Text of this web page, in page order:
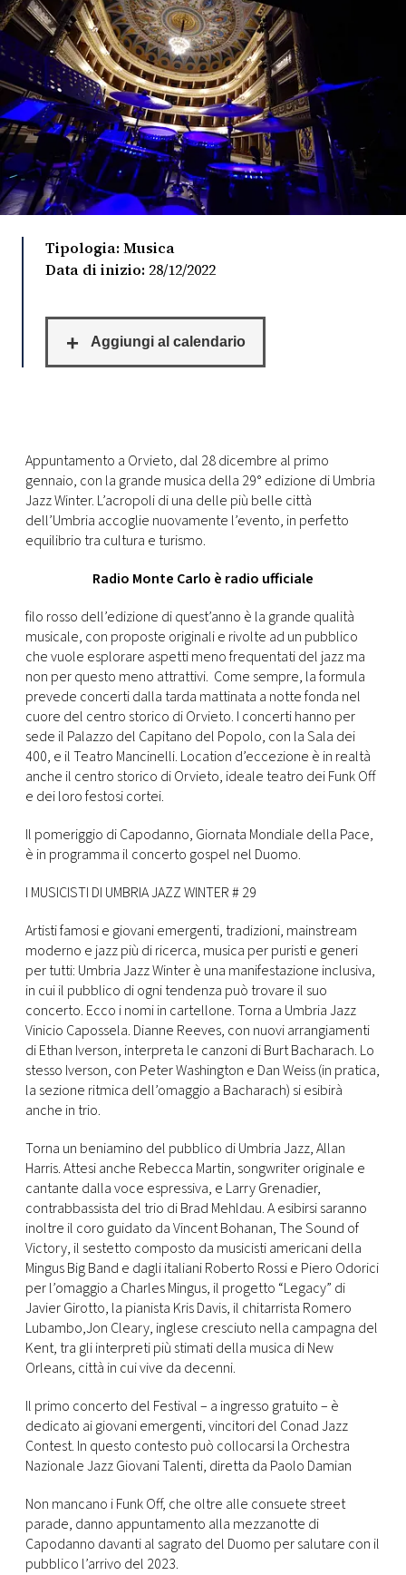
FOTO
CONCORSI
EVENTI
VIDEO
TV
MONACO
Tipologia: Musica
Data di inizio: 28/12/2022
Appuntamento a Orvieto, dal 28 dicembre al primo
gennaio, con la grande musica della 29° edizione di Umbria
Jazz Winter. L’acropoli di una delle più belle città
dell’Umbria accoglie nuovamente l’evento, in perfetto
equilibrio tra cultura e turismo.
Radio Monte Carlo è radio ufficiale
filo rosso dell’edizione di quest’anno è la grande qualità
musicale, con proposte originali e rivolte ad un pubblico
che vuole esplorare aspetti meno frequentati del jazz ma
non per questo meno attrattivi. Come sempre, la formula
prevede concerti dalla tarda mattinata a notte fonda nel
cuore del centro storico di Orvieto. I concerti hanno per
sede il Palazzo del Capitano del Popolo, con la Sala dei
400, e il Teatro Mancinelli. Location d’eccezione è in realtà
anche il centro storico di Orvieto, ideale teatro dei Funk Off
e dei loro festosi cortei.
Il pomeriggio di Capodanno, Giornata Mondiale della Pace,
è in programma il concerto gospel nel Duomo.
I MUSICISTI DI UMBRIA JAZZ WINTER # 29
Artisti famosi e giovani emergenti, tradizioni, mainstream
moderno e jazz più di ricerca, musica per puristi e generi
per tutti: Umbria Jazz Winter è una manifestazione inclusiva,
in cui il pubblico di ogni tendenza può trovare il suo
concerto. Ecco i nomi in cartellone. Torna a Umbria Jazz
Vinicio Capossela. Dianne Reeves, con nuovi arrangiamenti
di Ethan Iverson, interpreta le canzoni di Burt Bacharach. Lo
stesso Iverson, con Peter Washington e Dan Weiss (in pratica,
la sezione ritmica dell’omaggio a Bacharach) si esibirà
anche in trio.
Torna un beniamino del pubblico di Umbria Jazz, Allan
Harris. Attesi anche Rebecca Martin, songwriter originale e
cantante dalla voce espressiva, e Larry Grenadier,
contrabbassista del trio di Brad Mehldau. A esibirsi saranno
inoltre il coro guidato da Vincent Bohanan, The Sound of
Victory, il sestetto composto da musicisti americani della
Mingus Big Band e dagli italiani Roberto Rossi e Piero Odorici
per l’omaggio a Charles Mingus, il progetto “Legacy” di
Javier Girotto, la pianista Kris Davis, il chitarrista Romero
Lubambo,Jon Cleary, inglese cresciuto nella campagna del
Kent, tra gli interpreti più stimati della musica di New
Orleans, città in cui vive da decenni.
Il primo concerto del Festival – a ingresso gratuito – è
dedicato ai giovani emergenti, vincitori del Conad Jazz
Contest. In questo contesto può collocarsi la Orchestra
Nazionale Jazz Giovani Talenti, diretta da Paolo Damian
Non mancano i Funk Off, che oltre alle consuete street
parade, danno appuntamento alla mezzanotte di
Capodanno davanti al sagrato del Duomo per salutare con il
pubblico l’arrivo del 2023.